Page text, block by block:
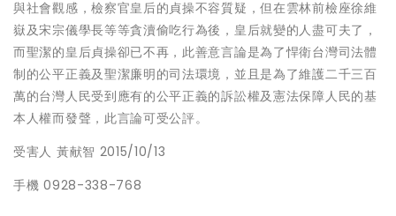
與社會觀感，檢察官皇后的貞操不容質疑，但在雲林前檢座徐維
嶽及宋宗儀學長等等貪瀆偷吃行為後，皇后就變的人盡可夫了，
而聖潔的皇后貞操卻已不再，此善意言論是為了悍衛台灣司法體
制的公平正義及聖潔廉明的司法環境，並且是為了維護二千三百
萬的台灣人民受到應有的公平正義的訴訟權及憲法保障人民的基
本人權而發聲，此言論可受公評。
受害人 黃献智 2015/10/13
手機 0928-338-768